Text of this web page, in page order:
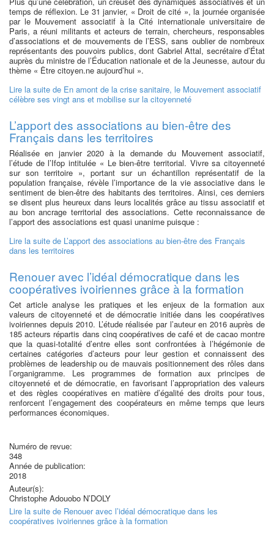
temps de réflexion. Le 31 janvier, « Droit de cité », la journée organisée
par le Mouvement associatif à la Cité internationale universitaire de
Paris, a réuni militants et acteurs de terrain, chercheurs, responsables
d’associations et de mouvements de l’ESS, sans oublier de nombreux
représentants des pouvoirs publics, dont Gabriel Attal, secrétaire d’État
auprès du ministre de l’Éducation nationale et de la Jeunesse, autour du
thème « Être citoyen.ne aujourd’hui ».
Lire la suite de En amont de la crise sanitaire, le Mouvement associatif
célèbre ses vingt ans et mobilise sur la citoyenneté
L’apport des associations au bien-être des
Français dans les territoires
Réalisée en janvier 2020 à la demande du Mouvement associatif,
l’étude de l’Ifop intitulée « Le bien-être territorial. Vivre sa citoyenneté
sur son territoire », portant sur un échantillon représentatif de la
population française, révèle l’importance de la vie associative dans le
sentiment de bien-être des habitants des territoires. Ainsi, ces derniers
se disent plus heureux dans leurs localités grâce au tissu associatif et
au bon ancrage territorial des associations. Cette reconnaissance de
l’apport des associations est quasi unanime puisque :
Lire la suite de L’apport des associations au bien-être des Français
dans les territoires
Renouer avec l’idéal démocratique dans les
coopératives ivoiriennes grâce à la formation
Cet article analyse les pratiques et les enjeux de la formation aux
valeurs de citoyenneté et de démocratie initiée dans les coopératives
ivoiriennes depuis 2010. L’étude réalisée par l’auteur en 2016 auprès de
185 acteurs répartis dans cinq coopératives de café et de cacao montre
que la quasi-totalité d’entre elles sont confrontées à l’hégémonie de
certaines catégories d’acteurs pour leur gestion et connaissent des
problèmes de leadership ou de mauvais positionnement des rôles dans
l’organigramme. Les programmes de formation aux principes de
citoyenneté et de démocratie, en favorisant l’appropriation des valeurs
et des règles coopératives en matière d’égalité des droits pour tous,
renforcent l’engagement des coopérateurs en même temps que leurs
performances économiques.
Numéro de revue:
348
Année de publication:
2018
Auteur(s):
Christophe Adouobo N’DOLY
Lire la suite de Renouer avec l’idéal démocratique dans les
coopératives ivoiriennes grâce à la formation